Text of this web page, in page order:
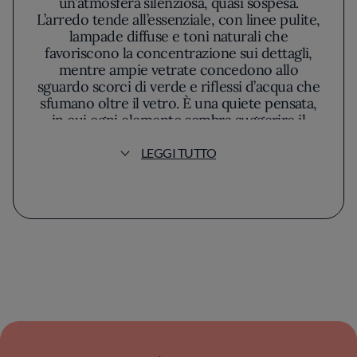
L’arredo tende all’essenziale, con linee pulite,
lampade diffuse e toni naturali che
favoriscono la concentrazione sui dettagli,
mentre ampie vetrate concedono allo
sguardo scorci di verde e riflessi d’acqua che
sfumano oltre il vetro. È una quiete pensata,
in cui ogni elemento sembra suggerire il
guidare dalla volontà di valorizzare la materia
una carezza appena acidulata, sostenuta da oli
LEGGI TUTTO